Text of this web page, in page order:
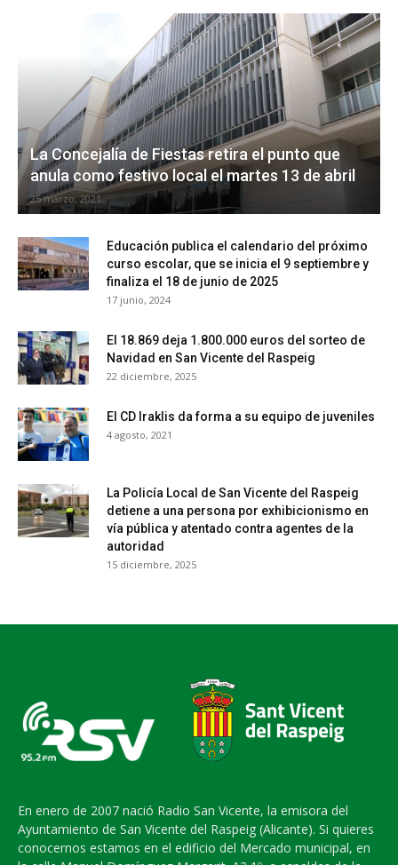
La Concejalía de Fiestas retira el punto que
anula como festivo local el martes 13 de abril
25 marzo, 2021
Educación publica el calendario del próximo
curso escolar, que se inicia el 9 septiembre y
finaliza el 18 de junio de 2025
17 junio, 2024
El 18.869 deja 1.800.000 euros del sorteo de
Navidad en San Vicente del Raspeig
22 diciembre, 2025
El CD Iraklis da forma a su equipo de juveniles
4 agosto, 2021
La Policía Local de San Vicente del Raspeig
detiene a una persona por exhibicionismo en
vía pública y atentado contra agentes de la
autoridad
15 diciembre, 2025
En enero de 2007 nació Radio San Vicente, la emisora del
Ayuntamiento de San Vicente del Raspeig (Alicante). Si quieres
conocernos estamos en el edificio del Mercado municipal, en